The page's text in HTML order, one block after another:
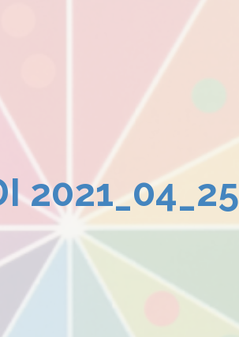
2021_04_25